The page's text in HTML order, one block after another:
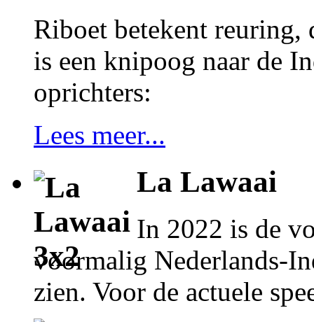
Riboet betekent reuring,
is een knipoog naar de
oprichters:
Lees meer...
La Lawaai
In 2022 is de
voormalig Nederlands-
zien. Voor de actuele